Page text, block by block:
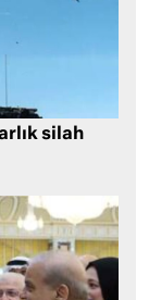
silah